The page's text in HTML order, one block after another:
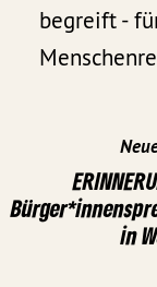
begreift -
in